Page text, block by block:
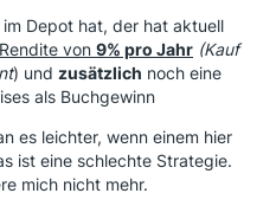
Depot hat, der hat aktuell
von 9% pro Jahr (Kauf
) und zusätzlich noch eine
als Buchgewinn
es leichter, wenn einem hier
ist eine schlechte Strategie.
mich nicht mehr.